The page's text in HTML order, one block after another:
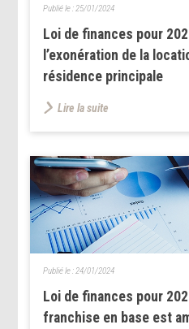
Loi de finances pour
l’exonération de la
résidence principale
Publié le : 25/01/2024
Lire la suite
Loi de finances pour
franchise en base est
Publié le : 24/01/2024